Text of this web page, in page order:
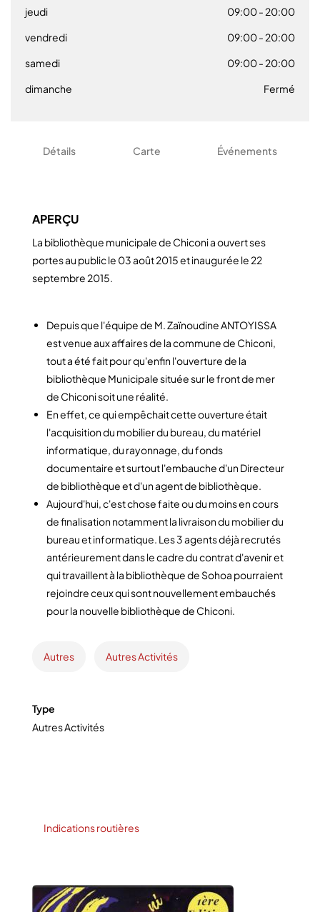
jeudi 09:00- 20:00
vendredi
09:00- 20:00
samedi
09:00- 20:00
dimanche
Fermé
Détails Carte Événements
APERÇU
La bibliothèque municipale de Chiconi a ouvert ses
portes au public le 03 août 2015 et inaugurée le 22
septembre 2015.
Depuis que l'équipe de M. Zaïnoudine ANTOYISSA
est venue aux affaires de la commune de Chiconi,
tout a été fait pour qu'enfin l'ouverture de la
bibliothèque Municipale située sur le front de mer
de Chiconi soit une réalité.
En effet, ce qui empêchait cette ouverture était
l'acquisition du mobilier du bureau, du matériel
informatique, du rayonnage, du fonds
documentaire et surtout l'embauche d'un Directeur
de bibliothèque et d'un agent de bibliothèque.
Aujourd'hui, c'est chose faite ou du moins en cours
de finalisation notamment la livraison du mobilier du
bureau et informatique. Les 3 agents déjà recrutés
antérieurement dans le cadre du contrat d'avenir et
qui travaillent à la bibliothèque de Sohoa pourraient
rejoindre ceux qui sont nouvellement embauchés
pour la nouvelle bibliothèque de Chiconi.
Autres Autres Activités
Type
Autres Activités
Indications routières